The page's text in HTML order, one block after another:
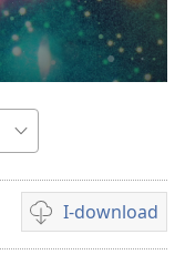
I-download
Opsiyon
sa